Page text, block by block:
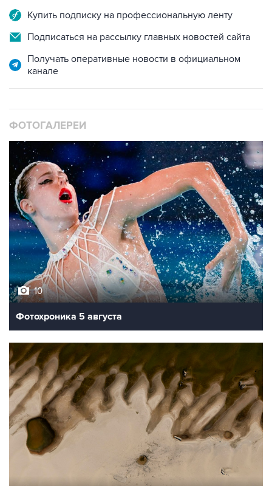
Купить подписку на профессиональную ленту
Подписаться на рассылку главных новостей сайта
Получать оперативные новости в официальном
канале
ФОТОГАЛЕРЕИ
10
Фотохроника 5 августа